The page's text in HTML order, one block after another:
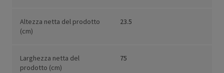
Altezza netta del prodotto
(cm)
23.5
Larghezza netta del
prodotto (cm)
75